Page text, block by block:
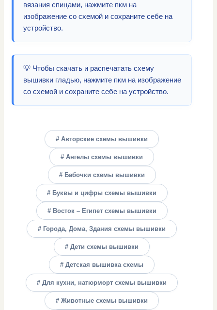
вязания спицами, нажмите пкм на
изображение со схемой и сохраните себе на
устройство.
💡 Чтобы скачать и распечатать схему
вышивки гладью, нажмите пкм на изображение
со схемой и сохраните себе на устройство.
# Авторские схемы вышивки
# Ангелы схемы вышивки
# Бабочки схемы вышивки
# Буквы и цифры схемы вышивки
# Восток – Египет схемы вышивки
# Города, Дома, Здания схемы вышивки
# Дети схемы вышивки
# Детская вышивка схемы
# Для кухни, натюрморт схемы вышивки
# Животные схемы вышивки